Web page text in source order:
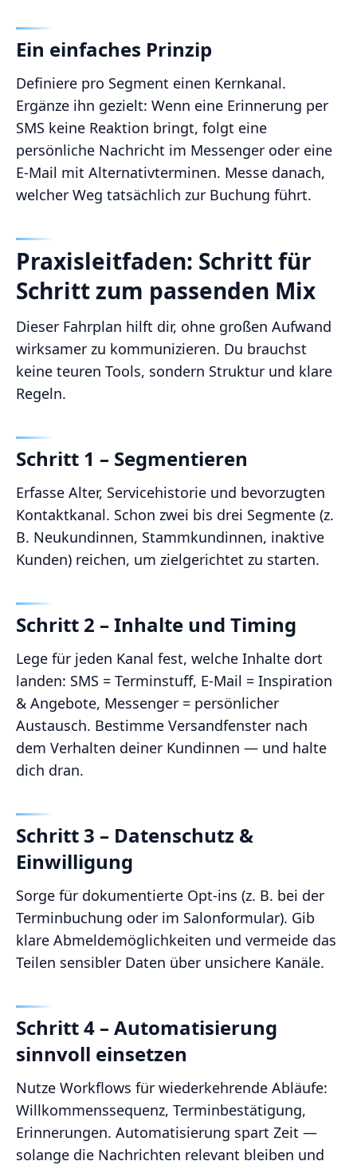
Ein einfaches Prinzip
Definiere pro Segment einen Kernkanal.
Ergänze ihn gezielt: Wenn eine Erinnerung per
SMS keine Reaktion bringt, folgt eine
persönliche Nachricht im Messenger oder eine
E-Mail mit Alternativterminen. Messe danach,
welcher Weg tatsächlich zur Buchung führt.
Praxisleitfaden: Schritt für
Schritt zum passenden Mix
Dieser Fahrplan hilft dir, ohne großen Aufwand
wirksamer zu kommunizieren. Du brauchst
keine teuren Tools, sondern Struktur und klare
Regeln.
Schritt 1 – Segmentieren
Erfasse Alter, Servicehistorie und bevorzugten
Kontaktkanal. Schon zwei bis drei Segmente (z.
B. Neukundinnen, Stammkundinnen, inaktive
Kunden) reichen, um zielgerichtet zu starten.
Schritt 2 – Inhalte und Timing
Lege für jeden Kanal fest, welche Inhalte dort
landen: SMS = Terminstuff, E-Mail = Inspiration
& Angebote, Messenger = persönlicher
Austausch. Bestimme Versandfenster nach
dem Verhalten deiner Kundinnen — und halte
dich dran.
Schritt 3 – Datenschutz &
Einwilligung
Sorge für dokumentierte Opt-ins (z. B. bei der
Terminbuchung oder im Salonformular). Gib
klare Abmeldemöglichkeiten und vermeide das
Teilen sensibler Daten über unsichere Kanäle.
Schritt 4 – Automatisierung
sinnvoll einsetzen
Nutze Workflows für wiederkehrende Abläufe:
Willkommenssequenz, Terminbestätigung,
Erinnerungen. Automatisierung spart Zeit —
solange die Nachrichten relevant bleiben und